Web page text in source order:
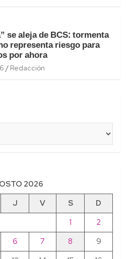
se aleja de BCS: tormenta
representa riesgo para
por ahora
Redacción
2026
J V S
D
1
2
6 7 8
9